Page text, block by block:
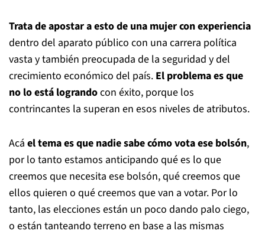
Trata de apostar a esto de una mujer con experiencia
dentro del aparato público con una carrera política
vasta y también preocupada de la seguridad y del
crecimiento económico del país. El problema es que
no lo está lograndocon éxito, porque los
contrincantes la superan en esos niveles de atributos.
Acá el tema es que nadie sabe cómo vota ese bolsón,
por lo tanto estamos anticipando qué es lo que
creemos que necesita ese bolsón, qué creemos que
ellos quieren o qué creemos que van a votar. Por lo
tanto, las elecciones están un poco dando palo ciego,
o están tanteando terreno en base a las mismas